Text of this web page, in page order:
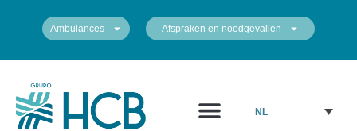
Ambulances Afspraken en noodgevallen
NL